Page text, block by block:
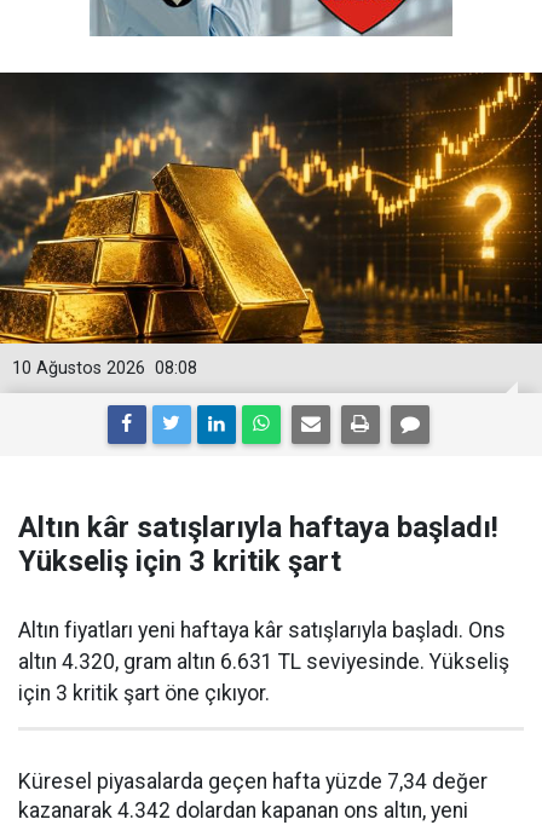
08:08
10 Ağustos 2026
Altın kâr satışlarıyla haftaya başladı!
Yükseliş için 3 kritik şart
Altın fiyatları yeni haftaya kâr satışlarıyla başladı. Ons
altın 4.320, gram altın 6.631 TL seviyesinde. Yükseliş
için 3 kritik şart öne çıkıyor.
Küresel piyasalarda geçen hafta yüzde 7,34 değer
kazanarak 4.342 dolardan kapanan ons altın, yeni